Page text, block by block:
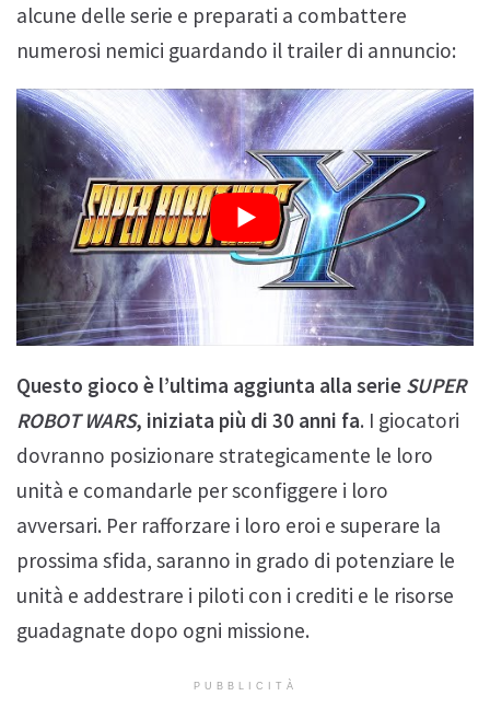
alcune delle serie e preparati a combattere
numerosi nemici guardando il trailer di annuncio:
Questo gioco è l’ultima aggiunta alla serie SUPER
ROBOT WARS, iniziata più di 30 anni fa. I giocatori
dovranno posizionare strategicamente le loro
unità e comandarle per sconfiggere i loro
avversari. Per rafforzare i loro eroi e superare la
prossima sfida, saranno in grado di potenziare le
unità e addestrare i piloti con i crediti e le risorse
guadagnate dopo ogni missione.
PUBBLICITÀ